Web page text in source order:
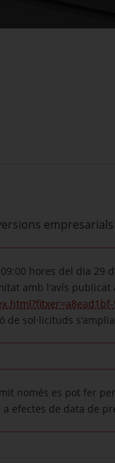
hores del dia 29
amb l'avís publicat
de sol·licituds
només es pot fer
efectes de data de